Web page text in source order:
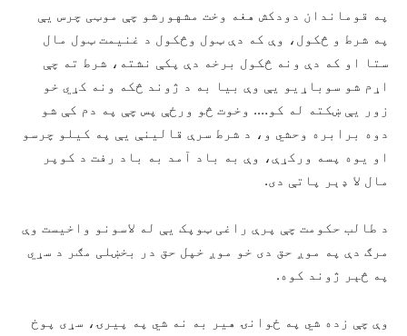
په قوماندان دودکش هغه وخت مشهورشو چې موټی چرس یې
په شرط و څکول، وې که دې ټول وڅکول د غنیمت ټول مال
ستا او که دې ونه څکول برخه دې پکې نشته، شرط ته چې
اړم شو سوباړیو یې وې بیا به د ژوند څکه ونه کړي خو
زور یې ښکته له کو…. وخوت څو ورځې پس چې په دم کې شو
دوه برابره وحشي و، د شرط سرې قالینې یې په کیلو چرسو
او یوه پسه ورکړې، وې به باد آمد به باد رفت د کوپر
مال لا ډېر پاتې دی.
د طالب حکومت چې پرې راغی ټوپک یې له لاسونو واخیست وې
مرګ دې په موږ حق دی خو موږ خپل حق در بخښلی مګر د سړي
په څېر ژوند کوه.
وې چې زده شي په ځوانۍ هیر به نه شي په پيرۍ، سړی پوخ